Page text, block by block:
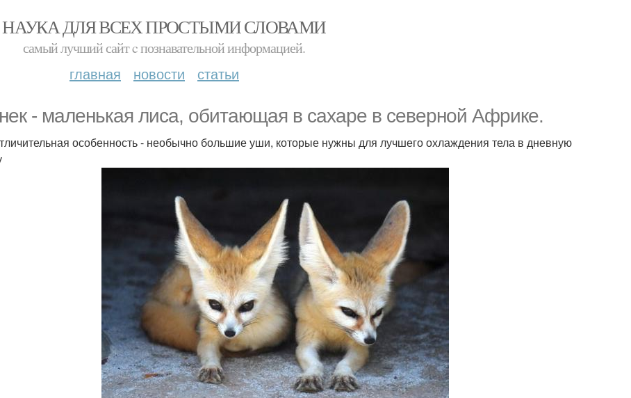
НАУКА ДЛЯ ВСЕХ ПРОСТЫМИ СЛОВАМИ
самый лучший сайт c познавательной информацией.
главная новости статьи
- маленькая лиса, обитающая в сахаре в северной Африке.
особенность - необычно большие уши, которые нужны для лучшего охлаждения тела в дневную